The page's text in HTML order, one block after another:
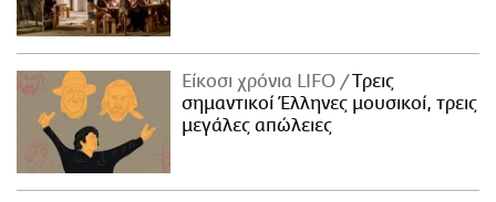
Είκοσι χρόνια LIFO
Tρεις
σημαντικοί Έλληνες μουσικοί, τρεις
μεγάλες απώλειες